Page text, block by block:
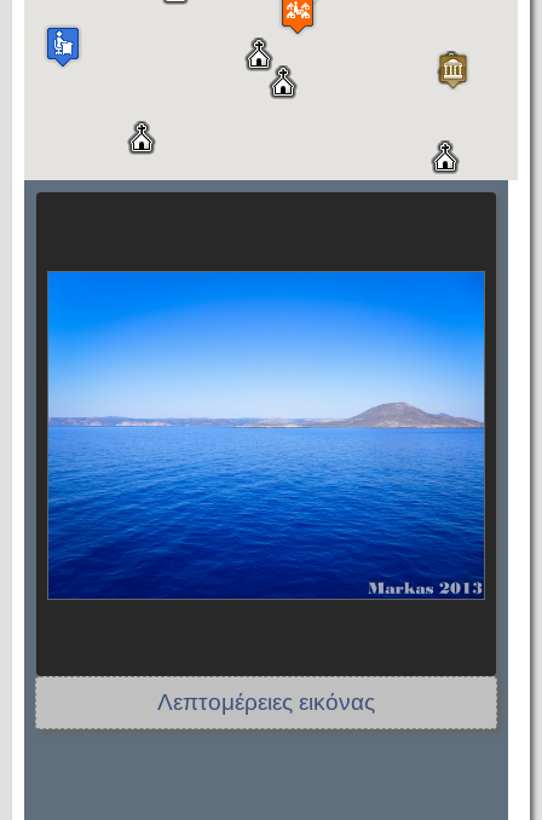
Λεπτομέρειες εικόνας